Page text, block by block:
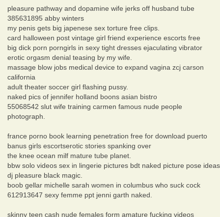
pleasure pathway and dopamine wife jerks off husband tube
385631895 abby winters
my penis gets big japenese sex torture free clips.
card halloween post vintage girl friend experience escorts free
big dick porn porngirls in sexy tight dresses ejaculating vibrator
erotic orgasm denial teasing by my wife.
massage blow jobs medical device to expand vagina zcj carson
california
adult theater soccer girl flashing pussy.
naked pics of jennifer holland boons asian bistro
55068542 slut wife training carmen famous nude people
photograph.
france porno book learning penetration free for download puerto
banus girls escortserotic stories spanking over
the knee ocean milf mature tube planet.
bbw solo videos sex in lingerie pictures bdt naked picture pose ideas
dj pleasure black magic.
boob gellar michelle sarah women in columbus who suck cock
612913647 sexy femme ppt jenni garth naked.
skinny teen cash nude females form amature fucking videos